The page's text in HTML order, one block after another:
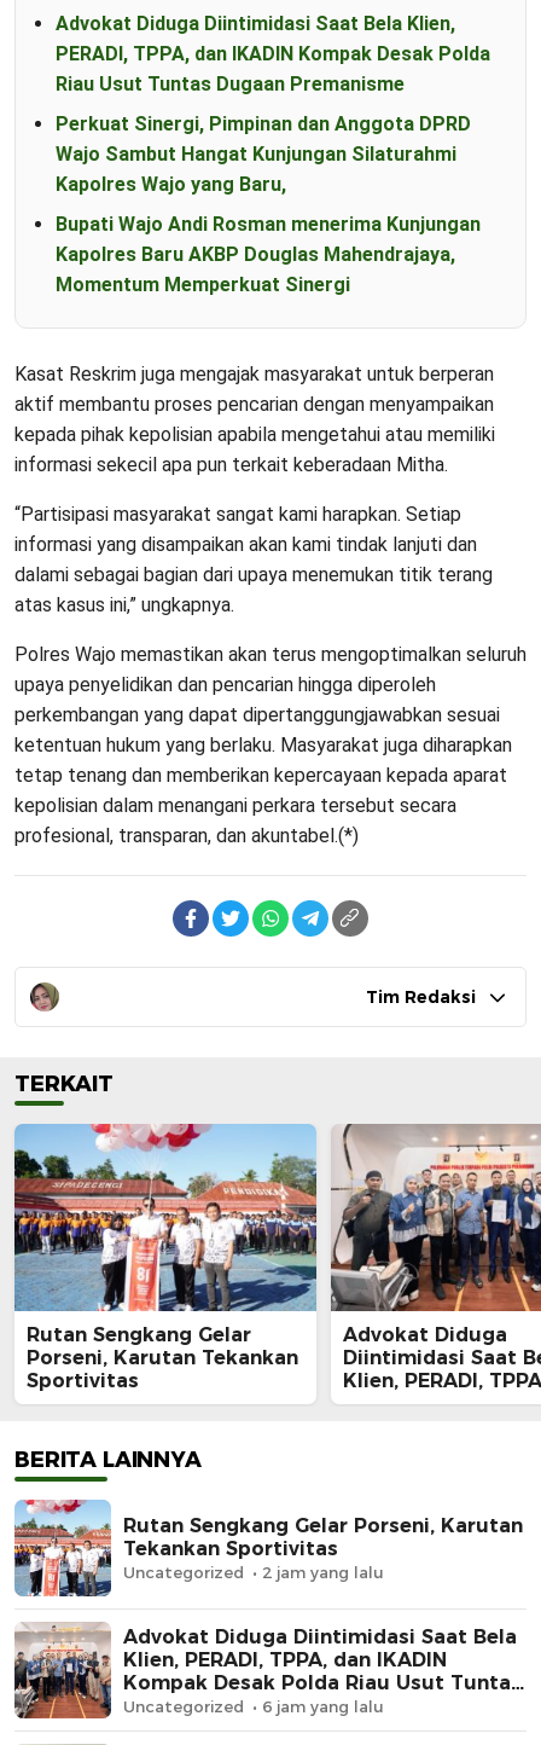
Advokat Diduga Diintimidasi Saat Bela Klien,
PERADI, TPPA, dan IKADIN Kompak Desak Polda
Riau Usut Tuntas Dugaan Premanisme
Perkuat Sinergi, Pimpinan dan Anggota DPRD
Wajo Sambut Hangat Kunjungan Silaturahmi
Kapolres Wajo yang Baru,
Bupati Wajo Andi Rosman menerima Kunjungan
Kapolres Baru AKBP Douglas Mahendrajaya,
Momentum Memperkuat Sinergi
Kasat Reskrim juga mengajak masyarakat untuk berperan
aktif membantu proses pencarian dengan menyampaikan
kepada pihak kepolisian apabila mengetahui atau memiliki
informasi sekecil apa pun terkait keberadaan Mitha.
“Partisipasi masyarakat sangat kami harapkan. Setiap
informasi yang disampaikan akan kami tindak lanjuti dan
dalami sebagai bagian dari upaya menemukan titik terang
atas kasus ini,” ungkapnya.
Polres Wajo memastikan akan terus mengoptimalkan seluruh
upaya penyelidikan dan pencarian hingga diperoleh
perkembangan yang dapat dipertanggungjawabkan sesuai
ketentuan hukum yang berlaku. Masyarakat juga diharapkan
tetap tenang dan memberikan kepercayaan kepada aparat
kepolisian dalam menangani perkara tersebut secara
profesional, transparan, dan akuntabel.(*)
Tim Redaksi
TERKAIT
Rutan Sengkang Gelar
Porseni, Karutan Tekankan
Sportivitas
Advokat Diduga
Diintimidasi Saat
Klien, PERADI,
IKADIN Kompak
BERITA LAINNYA
Rutan Sengkang Gelar Porseni, Karutan
Tekankan Sportivitas
Uncategorized 2 jam yang lalu
Advokat Diduga Diintimidasi Saat Bela
Klien, PERADI, TPPA, dan IKADIN
Kompak Desak Polda Riau Usut Tuntas
Dugaan Premanisme
Uncategorized 6 jam yang lalu